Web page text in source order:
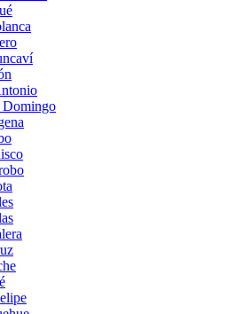
Domingo